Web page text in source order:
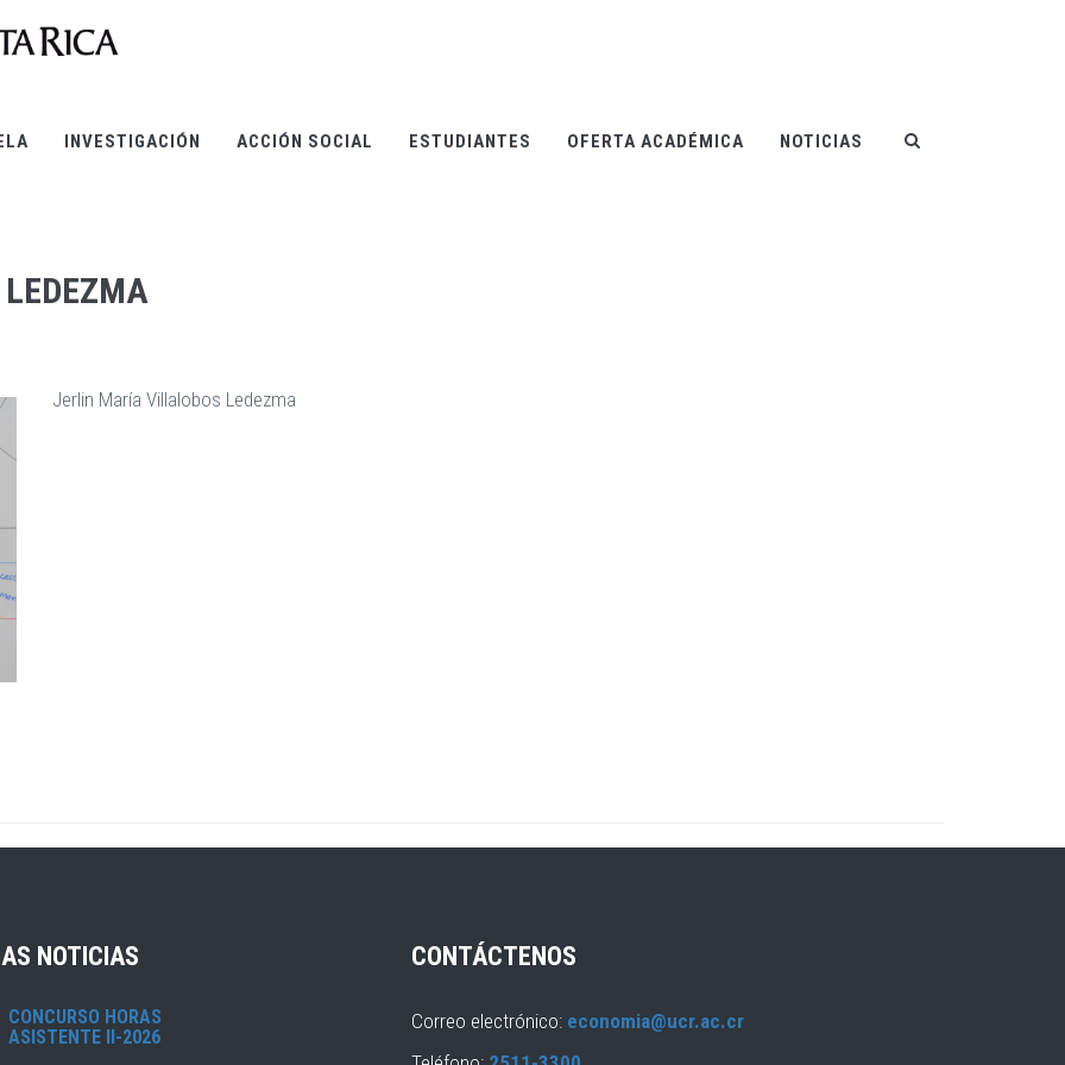
INVESTIGACIÓN ACCIÓN SOCIAL ESTUDIANTES OFERTA ACADÉMICA NOTICIAS
Jerlin María Villalobos Ledezma
NOTICIAS
CONCURSO HORAS
ASISTENTE II-2026
CONTÁCTENOS
Correo electrónico: economia@ucr.ac.cr